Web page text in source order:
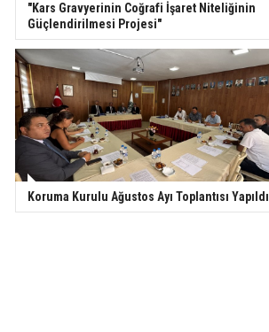
"Kars Gravyerinin Coğrafi İşaret Niteliğinin
Güçlendirilmesi Projesi"
Koruma Kurulu Ağustos Ayı Toplantısı Yapıldı